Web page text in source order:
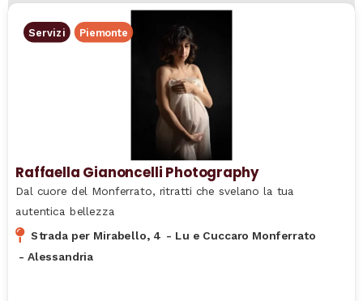
Servizi Piemonte
Raffaella Gianoncelli Photography
Dal cuore del Monferrato, ritratti che svelano la tua
autentica bellezza
Strada per Mirabello, 4 - Lu e Cuccaro Monferrato
- Alessandria